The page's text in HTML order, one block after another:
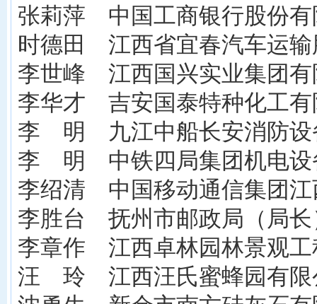
张莉萍 中国工商银行股份有
时德田 江西省宜春汽车运输
李世峰 江西国兴实业集团有
李华才 吉安国泰特种化工有
李 明 九江中船长安消防设
李 明 中铁四局集团机电设
李绍清 中国移动通信集团江
李胜台 抚州市邮政局（局长
李章作 江西卓林园林景观工
汪 玲 江西汪氏蜜蜂园有限